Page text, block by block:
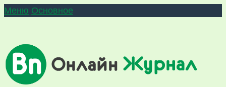
Меню Основное